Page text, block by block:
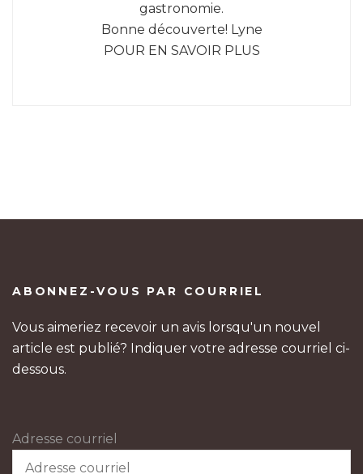
gastronomie.
Bonne découverte! Lyne
POUR EN SAVOIR PLUS
ABONNEZ-VOUS PAR COURRIEL
Vous aimeriez recevoir un avis lorsqu'un nouvel
article est publié? Indiquer votre adresse courriel ci-
dessous.
Adresse courriel